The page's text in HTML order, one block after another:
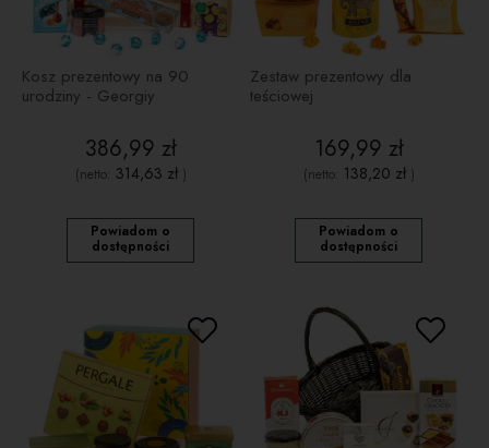
Kosz prezentowy na 90
urodziny - Georgiy
386,99 zł
(netto: 314,63 zł)
Powiadom o
dostępności
Zestaw prezentowy dla
teściowej
169,99 zł
(netto: 138,20 zł)
Powiadom o
dostępności